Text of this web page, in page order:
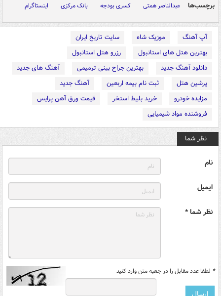
برچسب‌ها عبدالناصر همتی کسری بودجه بانک مرکزی اینستاگرام
آپ آهنگ موزیک شاه
سایت تاریخ ایران
بهترین هتل های استانبول
رزرو هتل استانبول
دانلود آهنگ جدید
بهترین جراح بینی ترمیمی
آهنگ های جدید
پرشین هتل
ثبت نام بیمه اربعین
آهنگ جدید
مزایده خودرو
خرید بلیط استخر
قیمت ورق آهن پرایس
فروشنده مواد شیمیایی
نظر شما
نام
ایمیل
نظر شما *
* لطفا عدد مقابل را در جعبه متن وارد کنید